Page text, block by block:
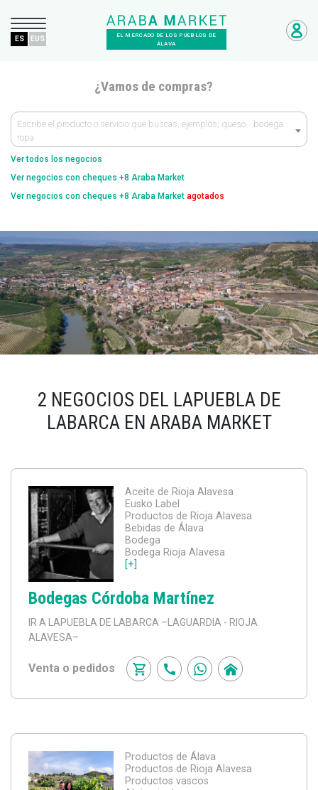
EL MERCADO DE LOS PUEBLOS DE
ÁLAVA
ES EUS
¿Vamos de compras?
Escribe el producto o servicio que buscas, ejemplos; queso… bodega…
ropa
Ver todos los negocios
Ver negocios con cheques +8 Araba Market
Ver negocios con cheques +8 Araba Market agotados
2 NEGOCIOS DEL LAPUEBLA DE
LABARCA EN ARABA MARKET
Aceite de Rioja Alavesa
Eusko Label
Productos de Rioja Alavesa
Bebidas de Álava
Bodega
Bodega Rioja Alavesa
[+]
Bodegas Córdoba Martínez
IR A LAPUEBLA DE LABARCA –LAGUARDIA - RIOJA
ALAVESA–
Venta o pedidos
Productos de Álava
Productos de Rioja Alavesa
Productos vascos